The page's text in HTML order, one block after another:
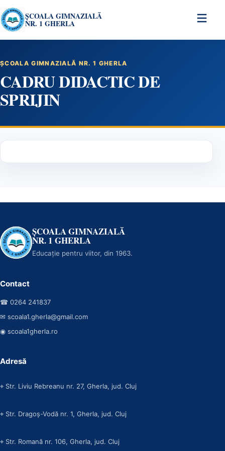
ȘCOALA GIMNAZIALĂ
NR. 1 GHERLA
ȘCOALA GIMNAZIALĂ NR. 1 GHERLA
CADRU DIDACTIC DE
SPRIJIN
ȘCOALA GIMNAZIALĂ
NR. 1 GHERLA
Educație pentru viitor, din 1963.
Contact
☎ 0264 241837
✉ scoala1.gherla@gmail.com
◉ scoala1gherla.ro
Adresă
⌖ Str. Liviu Rebreanu nr. 27, Gherla, jud. Cluj
⌖ Str. Dragoș-Vodă nr. 1, Gherla, jud. Cluj
⌖ Str. Romană nr. 106, Gherla, jud. Cluj